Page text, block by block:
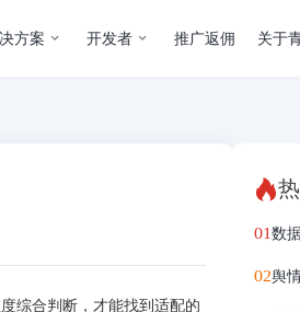
方案 开发者 推广返佣 关于
综合判断，才能找到适配的
数
舆